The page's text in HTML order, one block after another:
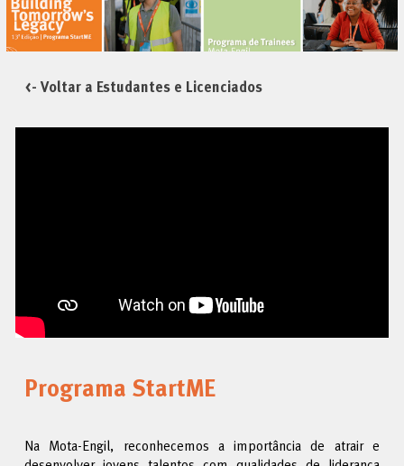
<- Voltar a Estudantes e Licenciados
Programa StartME
Na Mota-Engil, reconhecemos a importância de atrair e